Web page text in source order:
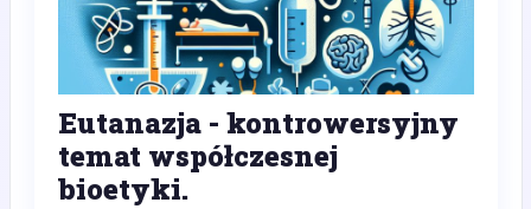
Eutanazja - kontrowersyjny
temat współczesnej
bioetyki.